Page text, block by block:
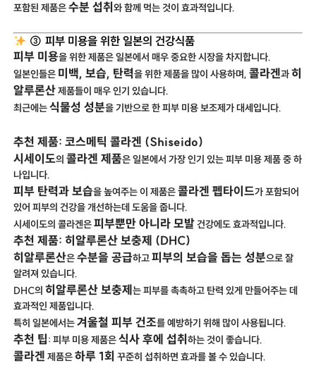
포함된 제품은수분 섭취와 함께 먹는 것이 효과적입니다.
③ 피부 미용을 위한 일본의 건강식품
피부 미용을 위한 제품은 일본에서 매우 중요한 시장을 차지합니다.
일본인들은 미백, 보습, 탄력을 위한 제품을 많이 사용하며,콜라겐과히
알루론산제품들이 매우 인기 있습니다.
최근에는식물성 성분을 기반으로 한 피부 미용 보조제가 대세입니다.
추천 제품: 코스메틱 콜라겐 (Shiseido)
시세이도의콜라겐 제품은 일본에서 가장 인기 있는 피부 미용 제품 중 하
나입니다.
피부 탄력과 보습을 높여주는 이 제품은콜라겐 펩타이드가 포함되어
있어 피부의 건강을 개선하는데 도움을 줍니다.
시세이도의 콜라겐은피부뿐만 아니라 모발건강에도 효과적입니다.
추천 제품: 히알루론산 보충제 (DHC)
히알루론산은수분을 공급하고피부의 보습을 돕는 성분으로 잘
알려져 있습니다.
DHC의히알루론산 보충제는 피부를 촉촉하고 탄력 있게 만들어주는 데
효과적인 제품입니다.
특히 일본에서는겨울철 피부 건조를 예방하기 위해 많이 사용됩니다.
추천 팁: 피부 미용 제품은식사 후에 섭취하는 것이 좋습니다.
콜라겐 제품은하루 1회 꾸준히 섭취하면 효과를 볼 수 있습니다.